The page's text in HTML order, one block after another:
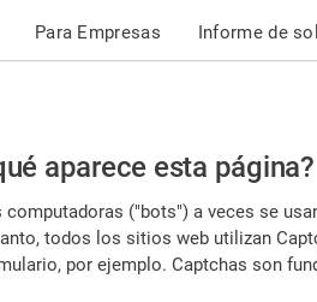
Para Empresas Informe de
aparece esta página?
computadoras ("bots") a veces se
todos los sitios web utilizan
por ejemplo. Captchas son